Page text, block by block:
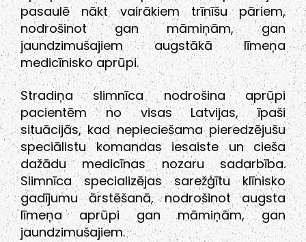
pasaulē nākt vairākiem trīnīšu pāriem,
nodrošinot gan māmiņām, gan
jaundzimušajiem augstākā līmeņa
medicīnisko aprūpi.
Stradiņa slimnīca nodrošina aprūpi
pacientēm no visas Latvijas, īpaši
situācijās, kad nepieciešama pieredzējušu
speciālistu komandas iesaiste un cieša
dažādu medicīnas nozaru sadarbība.
Slimnīca specializējas sarežģītu klīnisko
gadījumu ārstēšanā, nodrošinot augsta
līmeņa aprūpi gan māmiņām, gan
jaundzimušajiem.